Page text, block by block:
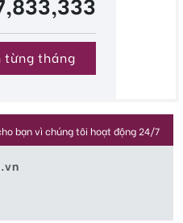
từng tháng
bạn vì chúng tôi hoạt động 24/7